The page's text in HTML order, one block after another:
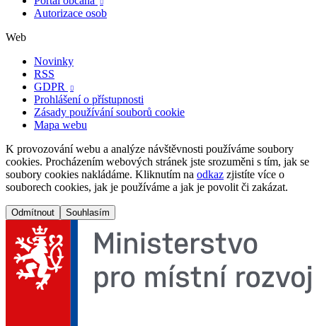

Autorizace osob
Web
Novinky
RSS
GDPR

Prohlášení o přístupnosti
Zásady používání souborů cookie
Mapa webu
K provozování webu a analýze návštěvnosti používáme soubory
cookies. Procházením webových stránek jste srozuměni s tím, jak se
soubory cookies nakládáme. Kliknutím na odkaz zjistíte více o
souborech cookies, jak je používáme a jak je povolit či zakázat.
Odmítnout Souhlasím